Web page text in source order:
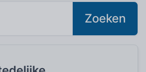
Zoeken